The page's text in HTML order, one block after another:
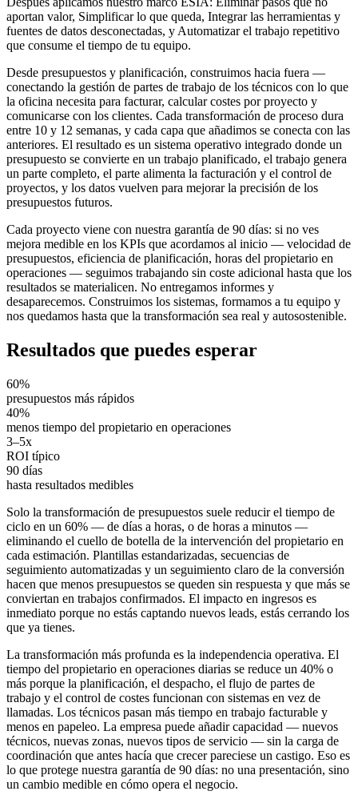
aportan valor, Simplificar lo que queda, Integrar las herramientas y
fuentes de datos desconectadas, y Automatizar el trabajo repetitivo
que consume el tiempo de tu equipo.
Desde presupuestos y planificación, construimos hacia fuera —
conectando la gestión de partes de trabajo de los técnicos con lo que
la oficina necesita para facturar, calcular costes por proyecto y
comunicarse con los clientes. Cada transformación de proceso dura
entre 10 y 12 semanas, y cada capa que añadimos se conecta con las
anteriores. El resultado es un sistema operativo integrado donde un
presupuesto se convierte en un trabajo planificado, el trabajo genera
un parte completo, el parte alimenta la facturación y el control de
proyectos, y los datos vuelven para mejorar la precisión de los
presupuestos futuros.
Cada proyecto viene con nuestra garantía de 90 días: si no ves
mejora medible en los KPIs que acordamos al inicio — velocidad de
presupuestos, eficiencia de planificación, horas del propietario en
operaciones — seguimos trabajando sin coste adicional hasta que los
resultados se materialicen. No entregamos informes y
desaparecemos. Construimos los sistemas, formamos a tu equipo y
nos quedamos hasta que la transformación sea real y autosostenible.
Resultados que puedes esperar
60%
presupuestos más rápidos
40%
menos tiempo del propietario en operaciones
3–5x
ROI típico
90 días
hasta resultados medibles
Solo la transformación de presupuestos suele reducir el tiempo de
ciclo en un 60% — de días a horas, o de horas a minutos —
eliminando el cuello de botella de la intervención del propietario en
cada estimación. Plantillas estandarizadas, secuencias de
seguimiento automatizadas y un seguimiento claro de la conversión
hacen que menos presupuestos se queden sin respuesta y que más se
conviertan en trabajos confirmados. El impacto en ingresos es
inmediato porque no estás captando nuevos leads, estás cerrando los
que ya tienes.
La transformación más profunda es la independencia operativa. El
tiempo del propietario en operaciones diarias se reduce un 40% o
más porque la planificación, el despacho, el flujo de partes de
trabajo y el control de costes funcionan con sistemas en vez de
llamadas. Los técnicos pasan más tiempo en trabajo facturable y
menos en papeleo. La empresa puede añadir capacidad — nuevos
técnicos, nuevas zonas, nuevos tipos de servicio — sin la carga de
coordinación que antes hacía que crecer pareciese un castigo. Eso es
lo que protege nuestra garantía de 90 días: no una presentación, sino
un cambio medible en cómo opera el negocio.